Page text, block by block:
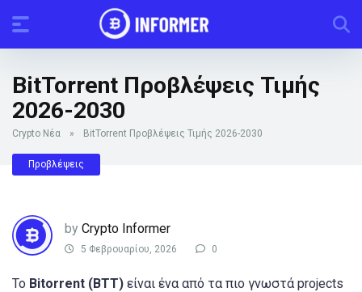
BitTorrent Προβλέψεις Τιμής
2026-2030
Crypto Νέα » BitTorrent Προβλέψεις Τιμής 2026-2030
Προβλέψεις
by Crypto Informer
5 Φεβρουαρίου, 2026 0
Το Bitorrent (BTT) είναι ένα από τα πιο γνωστά projects